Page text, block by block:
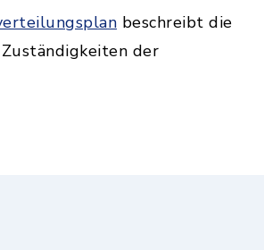
beschreibt die
der